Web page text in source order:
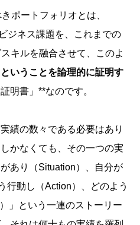
ポートフォリオとは、
ジネス課題を、これまでの
キルを融合させて、このよ
ということを論理的に証明す
明書」**なのです。
績の数々である必要はあり
かなくても、その一つの実
あり（Situation）、自分が
行動し（Action）、どのよう
」という一連のストーリー